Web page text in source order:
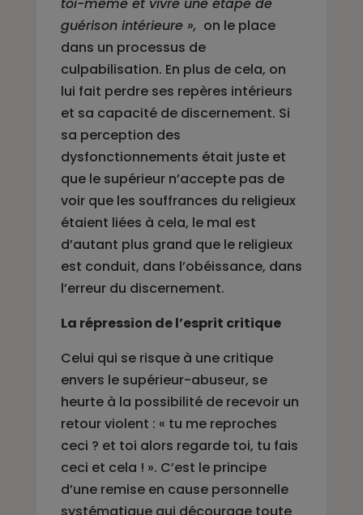
guérison intérieure », on le place
dans un processus de
culpabilisation. En plus de cela, on
lui fait perdre ses repères intérieurs
et sa capacité de discernement. Si
sa perception des
dysfonctionnements était juste et
que le supérieur n’accepte pas de
voir que les souffrances du religieux
étaient liées à cela, le mal est
d’autant plus grand que le religieux
est conduit, dans l’obéissance, dans
l’erreur du discernement.
La répression de l’esprit critique
Celui qui se risque à une critique
envers le supérieur-abuseur, se
heurte à la possibilité de recevoir un
retour violent : « tu me reproches
ceci ? et toi alors regarde toi, tu fais
ceci et cela ! ». C’est le principe
d’une remise en cause personnelle